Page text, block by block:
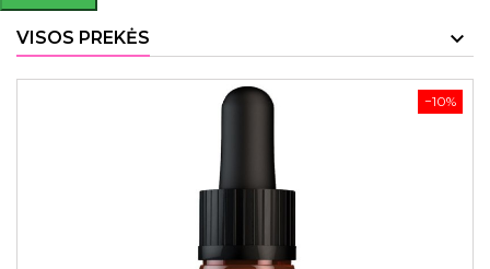
VISOS PREKĖS
−10%